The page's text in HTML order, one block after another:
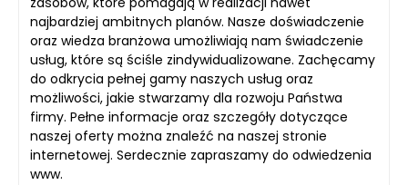
najbardziej ambitnych planów. Nasze doświadczenie
oraz wiedza branżowa umożliwiają nam świadczenie
usług, które są ściśle zindywidualizowane. Zachęcamy
do odkrycia pełnej gamy naszych usług oraz
możliwości, jakie stwarzamy dla rozwoju Państwa
firmy. Pełne informacje oraz szczegóły dotyczące
naszej oferty można znaleźć na naszej stronie
internetowej. Serdecznie zapraszamy do odwiedzenia
www.